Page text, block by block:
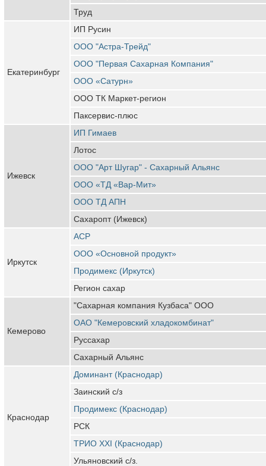
Труд
Екатеринбург
ИП Русин
ООО "Астра-Трейд"
ООО "Первая Сахарная Компания"
ООО «Сатурн»
ООО ТК Маркет-регион
Паксервис-плюс
Ижевск
ИП Гимаев
Лотос
ООО "Арт Шугар" - Сахарный Альянс
ООО «ТД «Вар-Мит»
ООО ТД АПН
Сахаропт (Ижевск)
Иркутск
АСР
ООО «Основной продукт»
Продимекс (Иркутск)
Регион сахар
Кемерово
"Сахарная компания Кузбаса" ООО
ОАО "Кемеровский хладокомбинат"
Руссахар
Сахарный Альянс
Краснодар
Доминант (Краснодар)
Заинский с/з
Продимекс (Краснодар)
РСК
ТРИО XXI (Краснодар)
Ульяновский с/з.